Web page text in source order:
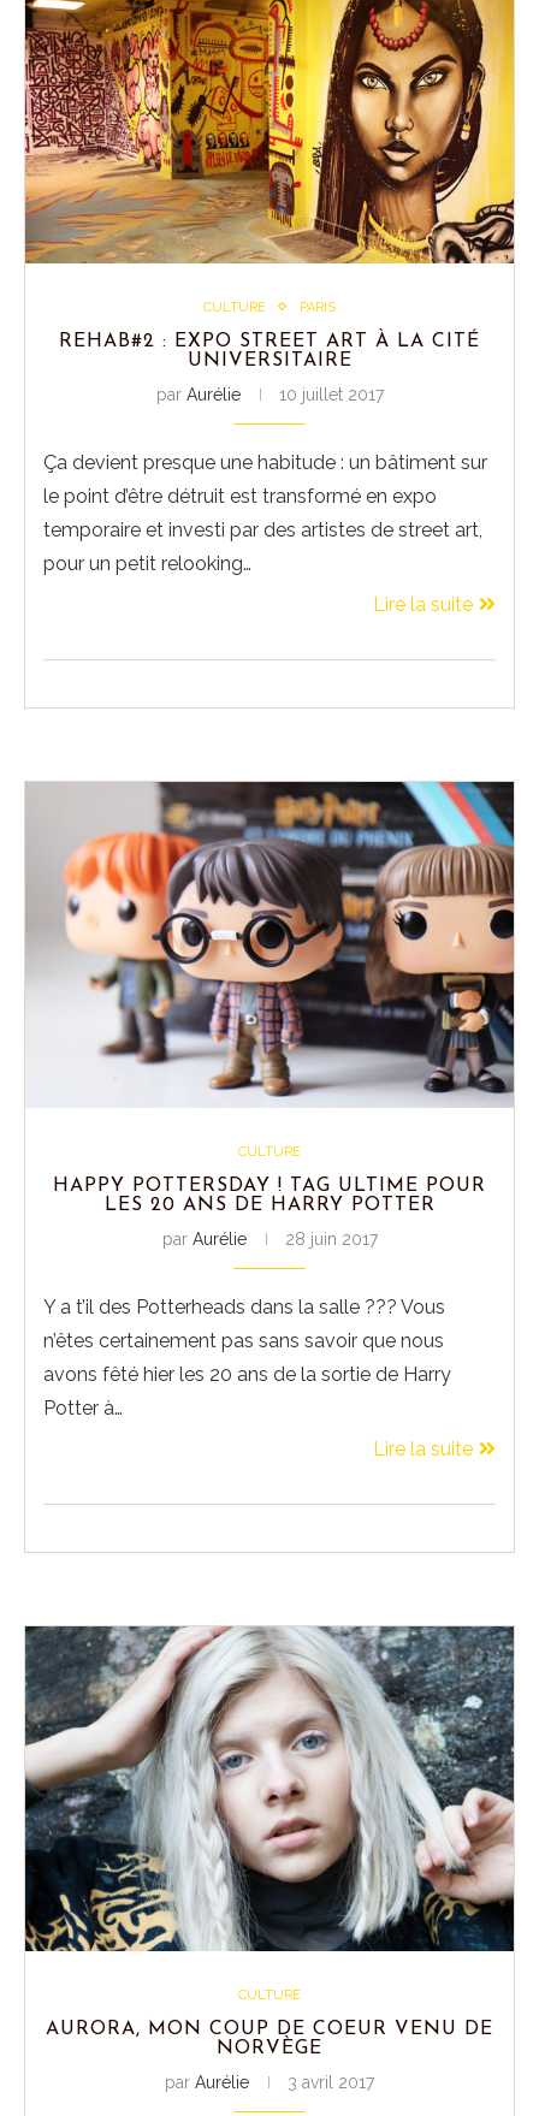
CULTURE PARIS
REHAB#2 : EXPO STREET ART À LA CITÉ
UNIVERSITAIRE
par Aurélie 10 juillet 2017
Ça devient presque une habitude : un bâtiment sur
le point d’être détruit est transformé en expo
temporaire et investi par des artistes de street art,
pour un petit relooking…
Lire la suite
CULTURE
HAPPY POTTERSDAY ! TAG ULTIME POUR
LES 20 ANS DE HARRY POTTER
par Aurélie 28 juin 2017
Y a t’il des Potterheads dans la salle ??? Vous
n’êtes certainement pas sans savoir que nous
avons fêté hier les 20 ans de la sortie de Harry
Potter à…
Lire la suite
CULTURE
AURORA, MON COUP DE COEUR VENU DE
NORVÈGE
par Aurélie 3 avril 2017